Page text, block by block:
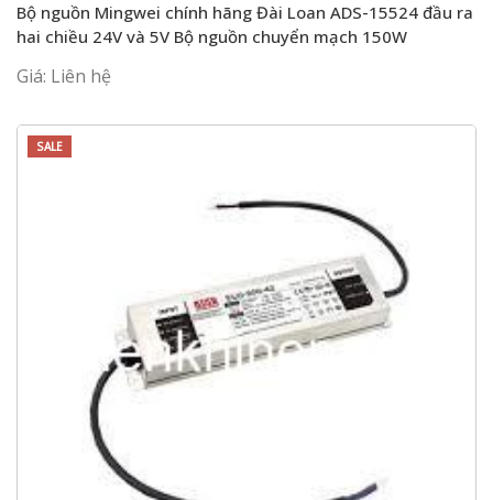
Bộ nguồn Mingwei chính hãng Đài Loan ADS-15524 đầu ra
hai chiều 24V và 5V Bộ nguồn chuyển mạch 150W
Giá: Liên hệ
SALE